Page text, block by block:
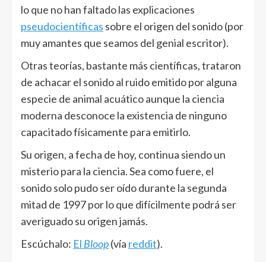
lo que no han faltado las explicaciones
pseudocientíficas sobre el origen del sonido (por
muy amantes que seamos del genial escritor).
Otras teorías, bastante más científicas, trataron
de achacar el sonido al ruido emitido por alguna
especie de animal acuático aunque la ciencia
moderna desconoce la existencia de ninguno
capacitado físicamente para emitirlo.
Su origen, a fecha de hoy, continua siendo un
misterio para la ciencia. Sea como fuere, el
sonido solo pudo ser oído durante la segunda
mitad de 1997 por lo que difícilmente podrá ser
averiguado su origen jamás.
Escúchalo: El Bloop(vía reddit).